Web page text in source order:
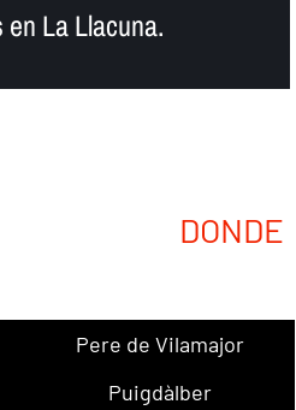
La Llacuna.
DONDE
Pere de Vilamajor
Puigdàlber